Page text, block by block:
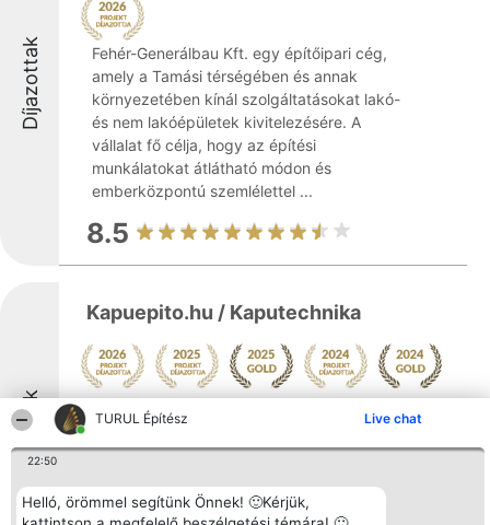
TURUL Építész Live chat
22:50
Helló, örömmel segítünk Önnek! 🙂Kérjük,
Díjazottak
Fehér-Generálbau Kft. egy építőipari cég,
amely a Tamási térségében és annak
környezetében kínál szolgáltatásokat lakó-
és nem lakóépületek kivitelezésére. A
vállalat fő célja, hogy az építési
munkálatokat átlátható módon és
emberközpontú szemlélettel ...
8.5
Díjazottak
Kapuepito.hu / Kaputechnika
Mutass többet >>
építőipar területén, ahol megbízható és
ügyfeleinek. A cég portfóliójába egyaránt